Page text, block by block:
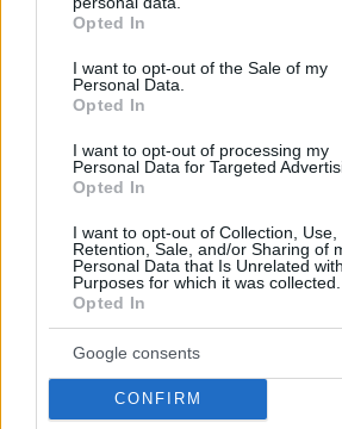
grant or deny consent to Google and its
use your data for below specified
consent section.
Opted In
I want to opt-out of the Sale of my
Personal Data.
Opted In
I want to opt-out of processing my
Personal Data for Targeted
Opted In
I want to opt-out of Collection, Use,
Retention, Sale, and/or Sharing of
Personal Data that Is Unrelated
Purposes for which it was collected.
Opted In
Google consents
CONFIRM
Ολοκληρώθηκε η ακρόαση της Εύας
Μαρτίου αναμένεται η απόφαση
Καϊλή και Ταραμπέλα είχαν
αποφυλάκισή τους
28.02.2023, 14:53